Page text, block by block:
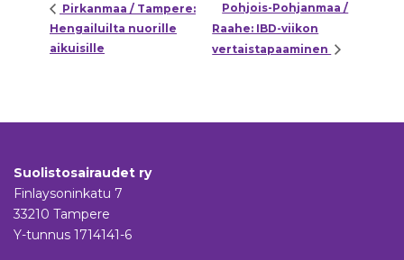
Pirkanmaa / Tampere:
Hengailuilta nuorille
aikuisille
Pohjois-Pohjanmaa /
Raahe: IBD-viikon
vertaistapaaminen
Suolistosairaudet ry
Finlaysoninkatu 7
33210 Tampere
Y-tunnus 1714141-6